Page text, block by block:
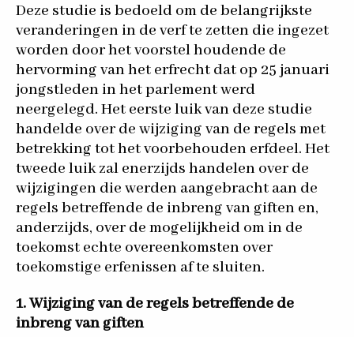
Deze studie is bedoeld om de belangrijkste
veranderingen in de verf te zetten die ingezet
worden door het voorstel houdende de
hervorming van het erfrecht dat op 25 januari
jongstleden in het parlement werd
neergelegd. Het eerste luik van deze studie
handelde over de wijziging van de regels met
betrekking tot het voorbehouden erfdeel. Het
tweede luik zal enerzijds handelen over de
wijzigingen die werden aangebracht aan de
regels betreffende de inbreng van giften en,
anderzijds, over de mogelijkheid om in de
toekomst echte overeenkomsten over
toekomstige erfenissen af te sluiten.
1. Wijziging van de regels betreffende de
inbreng van giften